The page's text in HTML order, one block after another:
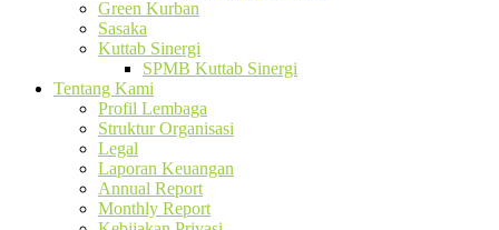
Green Kurban
Sasaka
Kuttab Sinergi
SPMB Kuttab Sinergi
Tentang Kami
Profil Lembaga
Struktur Organisasi
Legal
Laporan Keuangan
Annual Report
Monthly Report